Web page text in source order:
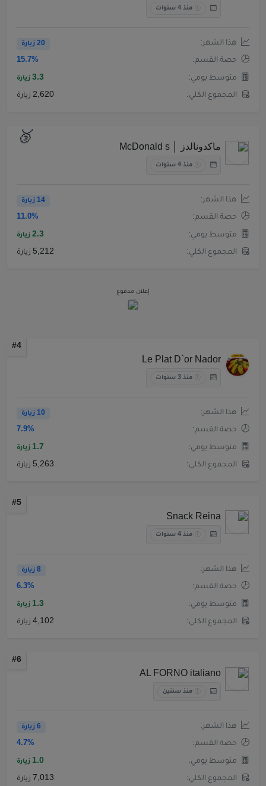
منذ 4 سنوات
هذا الشهر: 20 زيارة
حصة القسم: 15.7%
متوسط يومي: 3.3 زيارة
المجموع الكلي: 2,620 زيارة
🥉 ماكدونالدز │ McDonald s
منذ 4 سنوات
هذا الشهر: 14 زيارة
حصة القسم: 11.0%
متوسط يومي: 2.3 زيارة
المجموع الكلي: 5,212 زيارة
إعلان مدفوع
#4
Le Plat D`or Nador
منذ 3 سنوات
هذا الشهر: 10 زيارة
حصة القسم: 7.9%
متوسط يومي: 1.7 زيارة
المجموع الكلي: 5,263 زيارة
#5
Snack Reina
منذ 4 سنوات
هذا الشهر: 8 زيارة
حصة القسم: 6.3%
متوسط يومي: 1.3 زيارة
المجموع الكلي: 4,102 زيارة
#6
AL FORNO italiano
منذ سنتين
هذا الشهر: 6 زيارة
حصة القسم: 4.7%
متوسط يومي: 1.0 زيارة
المجموع الكلي: 7,013 زيارة